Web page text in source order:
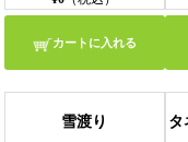
カートに入れる
雪渡り